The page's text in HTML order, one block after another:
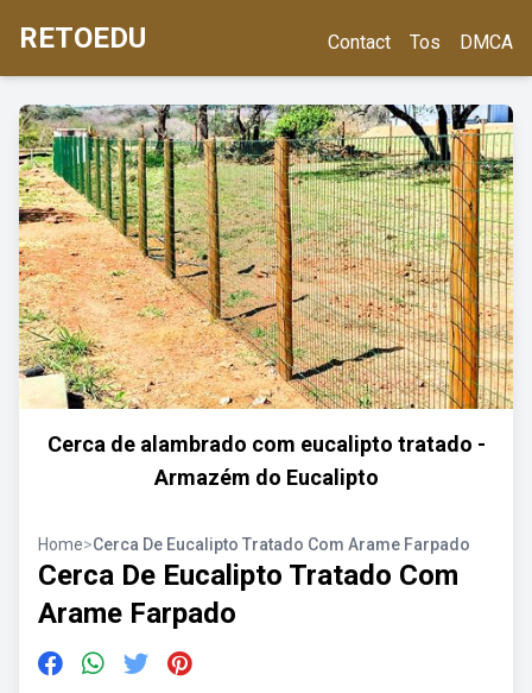
RETOEDU Contact Tos DMCA
Cerca de alambrado com eucalipto tratado -
Armazém do Eucalipto
Home>Cerca De Eucalipto Tratado Com Arame Farpado
Cerca De Eucalipto Tratado Com
Arame Farpado